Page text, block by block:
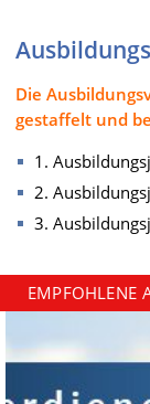
Die
gestaffelt und
1.
2.
3.
EMPFOHLENE